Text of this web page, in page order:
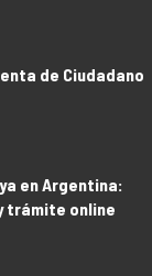
de Ciudadano
en Argentina:
trámite online